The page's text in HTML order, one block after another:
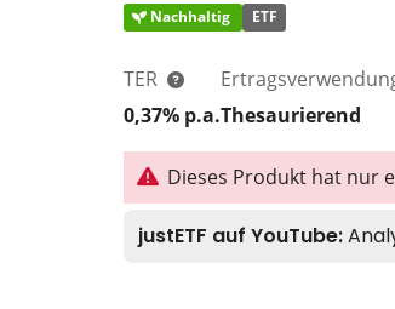
Nachhaltig ETF
TER
0,37% p.a.Thesaurierend
Dieses Produkt hat nur